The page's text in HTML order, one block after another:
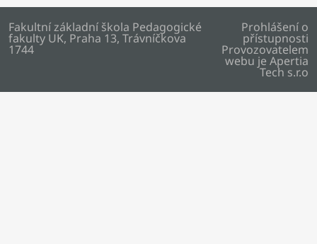
Fakultní základní škola Pedagogické
fakulty UK, Praha 13, Trávníčkova
1744
Prohlášení o
přístupnosti
Provozovatelem
webu je Apertia
Tech s.r.o